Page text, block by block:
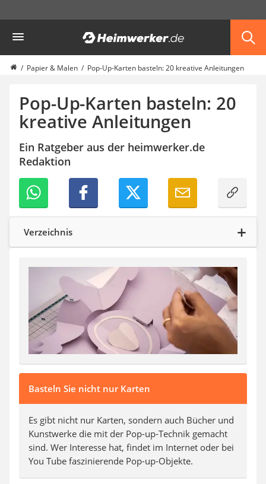
Haushalt & Freizeit
Diascanner
Walkie-Talkie Kinder
Gusseisen Bräter
Induktionskochfeld
Elektronische Dartscheibe
Wildkamera
Wischmopp
Beschriftungsgerät
Trinkflasche
Thermokanne
Elektrische Pfeffermühle
Waschsauger
Ferngesteuertes Auto
Beheizbare Handschuhe
Papier & Malen Pop-Up-Karten basteln: 20 kreative Anleitungen
Pop-Up-Karten basteln: 20
kreative Anleitungen
Ein Ratgeber aus der heimwerker.de
Redaktion
Verzeichnis
Basteln Sie nicht nur Karten
Es gibt nicht nur Karten, sondern auch Bücher und
Kunstwerke die mit der Pop-up-Technik gemacht
sind. Wer Interesse hat, findet im Internet oder bei
You Tube faszinierende Pop-up-Objekte.